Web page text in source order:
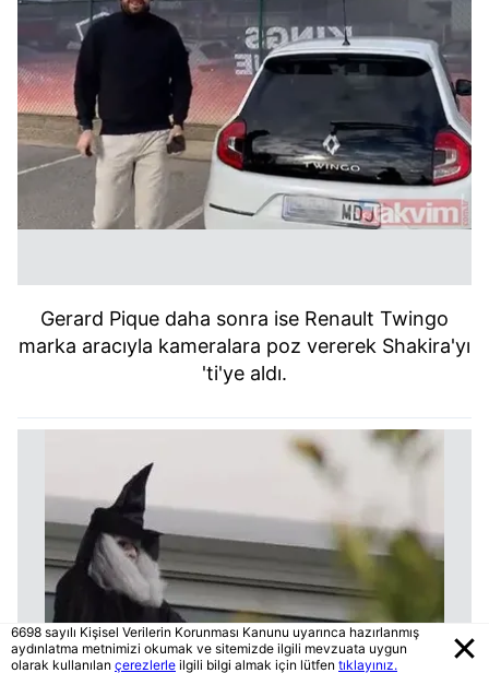
Gerard Pique daha sonra ise Renault Twingo
marka aracıyla kameralara poz vererek Shakira'yı
'ti'ye aldı.
6698 sayılı Kişisel Verilerin Korunması Kanunu uyarınca hazırlanmış
aydınlatma metnimizi okumak ve sitemizde ilgili mevzuata uygun
olarak kullanılan çerezlerle ilgili bilgi almak için lütfen tıklayınız.